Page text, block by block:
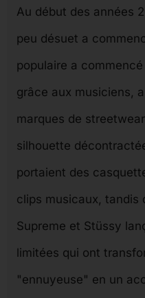
Au début des années
peu désuet a
populaire a
grâce aux musiciens,
marques de
silhouette
portaient des
clips musicaux, tandis
Supreme et Stüssy
limitées qui ont
"ennuyeuse" en un